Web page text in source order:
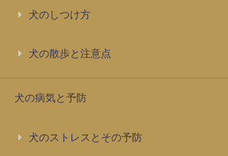
犬のしつけ方
犬の散歩と注意点
犬の病気と予防
犬のストレスとその予防